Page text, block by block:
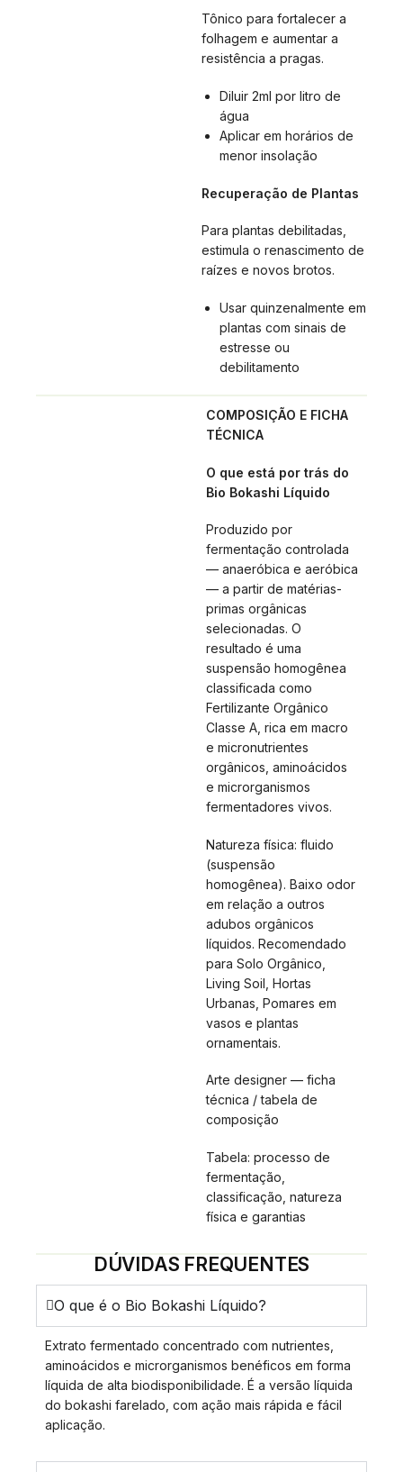
Tônico para fortalecer a
folhagem e aumentar a
resistência a pragas.
Diluir 2ml por litro de
água
Aplicar em horários de
menor insolação
Recuperação de Plantas
Para plantas debilitadas,
estimula o renascimento de
raízes e novos brotos.
Usar quinzenalmente em
plantas com sinais de
estresse ou
debilitamento
COMPOSIÇÃO E FICHA
TÉCNICA
O que está por trás do
Bio Bokashi Líquido
Produzido por
fermentação controlada
— anaeróbica e aeróbica
— a partir de matérias-
primas orgânicas
selecionadas. O
resultado é uma
suspensão homogênea
classificada como
Fertilizante Orgânico
Classe A, rica em macro
e micronutrientes
orgânicos, aminoácidos
e microrganismos
fermentadores vivos.
Natureza física: fluido
(suspensão
homogênea). Baixo odor
em relação a outros
adubos orgânicos
líquidos. Recomendado
para Solo Orgânico,
Living Soil, Hortas
Urbanas, Pomares em
vasos e plantas
ornamentais.
Arte designer — ficha
técnica / tabela de
composição
Tabela: processo de
fermentação,
classificação, natureza
física e garantias
DÚVIDAS FREQUENTES
O que é o Bio Bokashi Líquido?
Extrato fermentado concentrado com nutrientes,
aminoácidos e microrganismos benéficos em forma
líquida de alta biodisponibilidade. É a versão líquida
do bokashi farelado, com ação mais rápida e fácil
aplicação.